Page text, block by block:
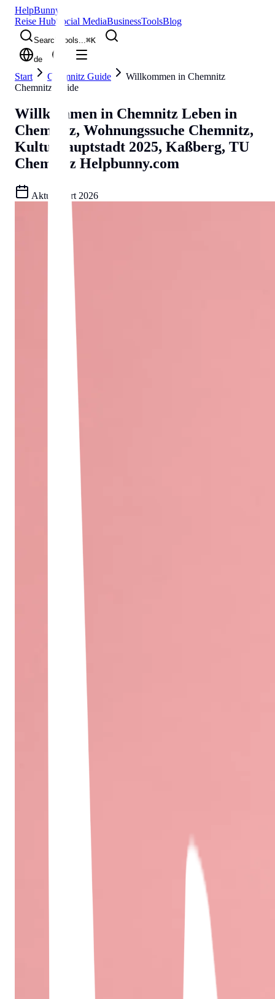
HelpBunny
Reise HubSocial MediaBusinessToolsBlog
Search tools...⌘K
de
Start Chemnitz Guide
Willkommen in Chemnitz
Chemnitz Guide
Willkommen in Chemnitz Leben in
Chemnitz, Wohnungssuche Chemnitz,
Kulturhauptstadt 2025, Kaßberg, TU
Chemnitz Helpbunny.com
Aktualisiert 2026